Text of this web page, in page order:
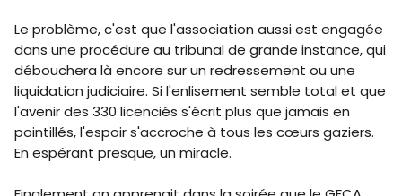
Le problème, c'est que l'association aussi est engagée
dans une procédure au tribunal de grande instance, qui
débouchera là encore sur un redressement ou une
liquidation judiciaire. Si l'enlisement semble total et que
l'avenir des 330 licenciés s'écrit plus que jamais en
pointillés, l'espoir s'accroche à tous les cœurs gaziers.
En espérant presque, un miracle.